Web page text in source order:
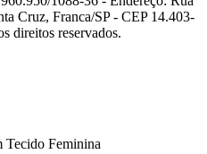
Cruz, Franca/SP - CEP 14.403-
direitos reservados.
Tecido Feminina